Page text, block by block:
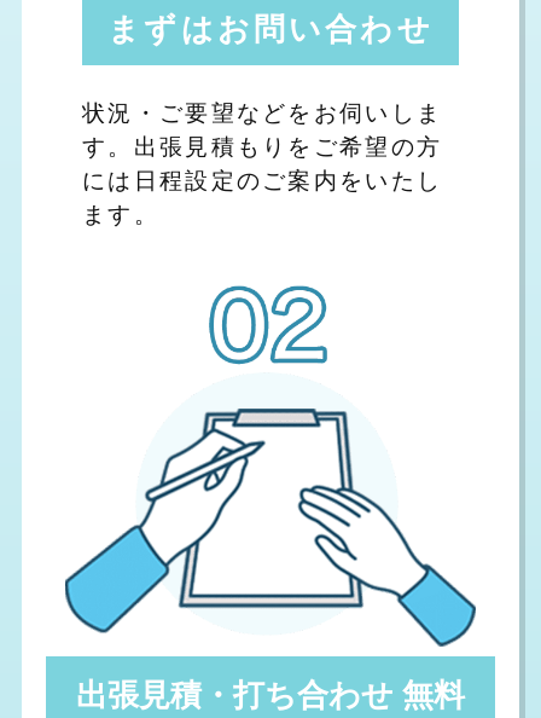
まずはお問い合わせ
状況・ご要望などをお伺いしま
す。出張見積もりをご希望の方
には日程設定のご案内をいたし
ます。
出張見積・打ち合わせ 無料